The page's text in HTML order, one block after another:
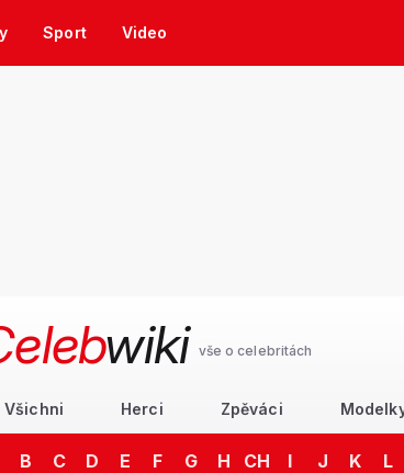
Sport Video
wiki vše o celebritách
Všichni Herci Zpěváci
B C D E F G H CH I J K L